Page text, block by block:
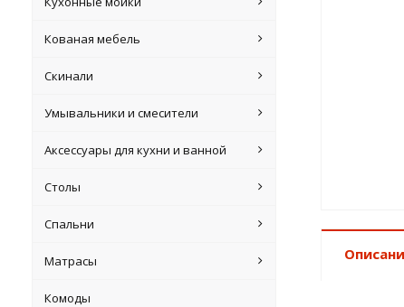
Кованая мебель
Скинали
Умывальники и смесители
Аксессуары для кухни и ванной
Столы
Спальни
Матрасы
Комоды